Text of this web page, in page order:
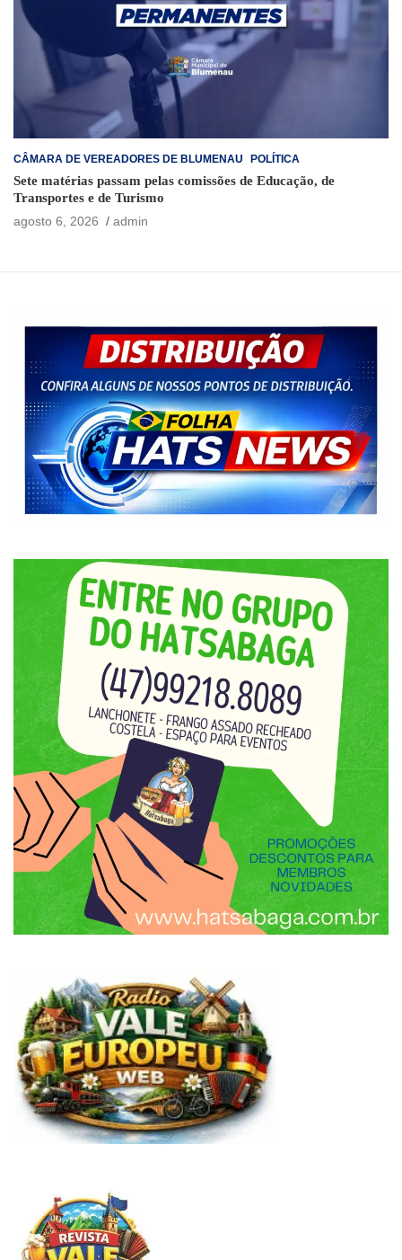
CÂMARA DE VEREADORES DE BLUMENAU POLÍTICA
Sete matérias passam pelas comissões de Educação, de
Transportes e de Turismo
agosto 6, 2026
admin